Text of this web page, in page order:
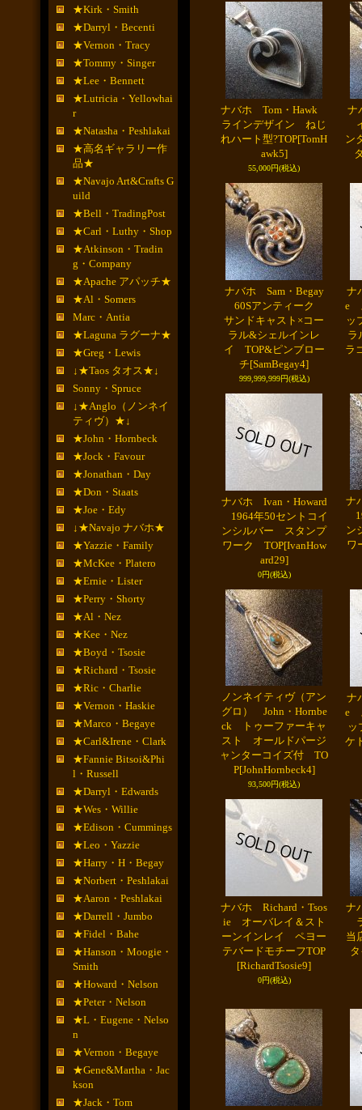
★Kirk・Smith
★Darryl・Becenti
★Vernon・Tracy
★Tommy・Singer
★Lee・Bennett
★Lutricia・Yellowhai
r
★Natasha・Peshlakai
★高名ギャラリー作
品★
★Navajo Art&Crafts G
uild
★Bell・TradingPost
★Carl・Luthy・Shop
★Atkinson・Tradin
g・Company
★Apache アパッチ★
★Al・Somers
Marc・Antia
★Laguna ラグーナ★
★Greg・Lewis
↓★Taos タオス★↓
Sonny・Spruce
↓★Anglo（ノンネイ
ティヴ）★↓
★John・Hornbeck
★Jock・Favour
★Jonathan・Day
★Don・Staats
★Joe・Edy
↓★Navajo ナバホ★
★Yazzie・Family
★McKee・Platero
★Ernie・Lister
★Perry・Shorty
★Al・Nez
★Kee・Nez
★Boyd・Tsosie
★Richard・Tsosie
★Ric・Charlie
★Vernon・Haskie
★Marco・Begaye
★Carl&Irene・Clark
★Fannie Bitsoi&Phi
l・Russell
★Darryl・Edwards
★Wes・Willie
★Edison・Cummings
★Leo・Yazzie
★Harry・H・Begay
★Norbert・Peshlakai
★Aaron・Peshlakai
★Darrell・Jumbo
★Fidel・Bahe
★Hanson・Moogie・
Smith
★Howard・Nelson
★Peter・Nelson
★L・Eugene・Nelso
n
★Vernon・Begaye
★Gene&Martha・Jac
kson
★Jack・Tom
ナバホ Tom・Hawk
ラインデザイン ねじ
れハート型?TOP[TomH
awk5]
55,000円(税込)
ナ
ン
ナバホ Sam・Begay
60Sアンティーク
サンドキャスト×コー
ラル&シェルインレ
イ TOP&ピンブロー
チ[SamBegay4]
999,999,999円(税込)
ナ
e
ッ
ラ
ラ
ナバホ Ivan・Howard
1964年50セントコイ
ンシルバー スタンプ
ワーク TOP[IvanHow
ard29]
0円(税込)
ナ
ン
ワ
ノンネイティヴ（アン
グロ） John・Hornbe
ck トゥーファーキャ
スト オールドパージ
ャンターコイズ付 TO
P[JohnHornbeck4]
93,500円(税込)
ナ
e
ケ
ナバホ Richard・Tsos
ie オーバレイ＆スト
ーンインレイ ペヨー
テバードモチーフTOP
[RichardTsosie9]
0円(税込)
ナ
当